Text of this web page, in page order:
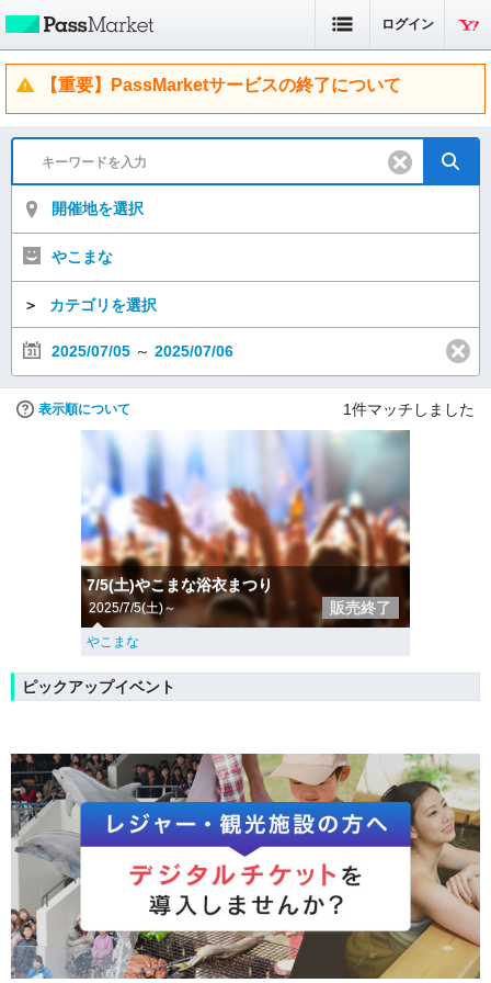
ログイン
【重要】PassMarketサービスの終了について
開催地を選択
やこまな
＞ カテゴリを選択
2025/07/05 ～ 2025/07/06
表示順について 1件マッチしました
7/5(土)やこまな浴衣まつり
2025/7/5(土)～ 販売終了
やこまな
ピックアップイベント